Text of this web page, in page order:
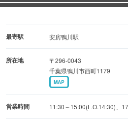
・房州御膳 …3,780円（税
・会席コース …6,480円（税込
【ランチ】
・豪華ランチ御膳 …2,500円
・かずさ和牛のステーキ重…2,000
・お子様ランチ …1,645
最寄駅 安房鴨川駅
所在地
〒296-0043
千葉県鴨川市西町1179
MAP
営業時間 11:30～15:00(L.O.14:30)、